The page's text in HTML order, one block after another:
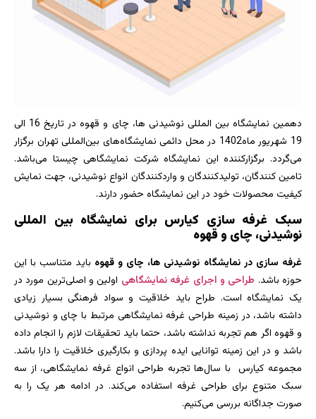
دهمین نمایشگاه بین‌ المللی نوشیدنی ها، چای و قهوه در تاریخ 16 الی
19 شهریور ماه1402 در محل دائمی نمایشگاه‌های بین‌المللی تهران برگزار
می‌گردد. برگزارکننده این نمایشگاه شرکت نمایشگاهی چیستا می‌باشد.
تامین کنندگان، تولیدکنندگان و واردکنندگان انواع نوشیدنی، جهت نمایش
کیفیت محصولات خود در این نمایشگاه حضور دارند.
سبک غرفه سازی کیارس برای نمایشگاه بین المللی
نوشیدنی، چای و قهوه
غرفه سازی در نمایشگاه نوشیدنی ها، چای و قهوه باید متناسب با این
حوزه باشد. طراحی و اجرای غرفه نمایشگاهی اولین و اصلی‌ترین مورد در
یک نمایشگاه است. طراح باید خلاقیت و سواد فرهنگی بسیار زیادی
داشته باشد، در زمینه طراحی غرفه نمایشگاهی مرتبط با چای و نوشیدنی
و قهوه اگر هم تجربه نداشته باشد، حتما باید تحقیقات لازم را انجام داده
باشد و در این زمینه توانایی ایده پردازی و بکارگیری خلاقیت را دارا باشد.
مجموعه کیارس با سال‌ها تجربه طراحی انواع غرفه نمایشگاهی، از سه
سبک متنوع برای طراحی غرفه استفاده می‌کند. در ادامه هر یک را به
صورت جداگانه بررسی می‌کنیم.